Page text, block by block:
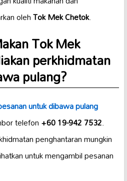
olehTok Mek Chetok.
Tok Mek
perkhidmatan
pulang?
untuk dibawa pulang
telefon+60 19-942 7532.
penghantaran mungkin
untuk mengambil pesanan